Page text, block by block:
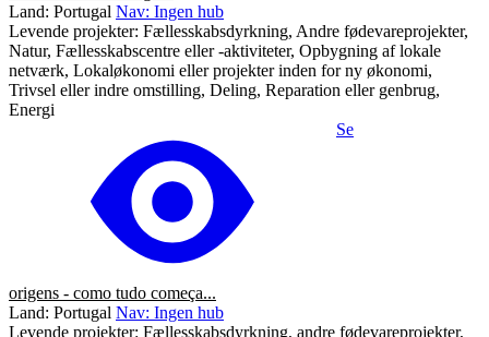
Land: Portugal Nav: Ingen hub
Levende projekter: Fællesskabsdyrkning, Andre fødevareprojekter,
Natur, Fællesskabscentre eller -aktiviteter, Opbygning af lokale
netværk, Lokaløkonomi eller projekter inden for ny økonomi,
Trivsel eller indre omstilling, Deling, Reparation eller genbrug,
Energi
Se
origens - como tudo começa...
Land: Portugal Nav: Ingen hub
Levende projekter: Fællesskabsdyrkning, andre fødevareprojekter,